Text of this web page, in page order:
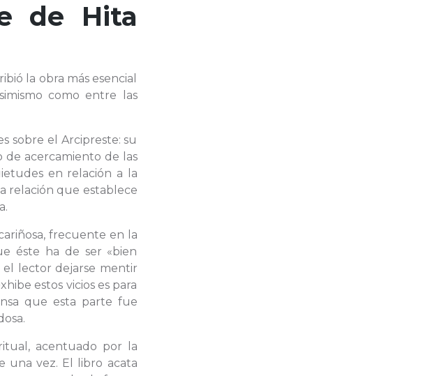
de Hita
la obra más esencial
como entre las
sobre el Arcipreste: su
acercamiento de las
en relación a la
relación que establece
frecuente en la
éste ha de ser «bien
el lector dejarse mentir
estos vicios es para
que esta parte fue
acentuado por la
una vez. El libro acata